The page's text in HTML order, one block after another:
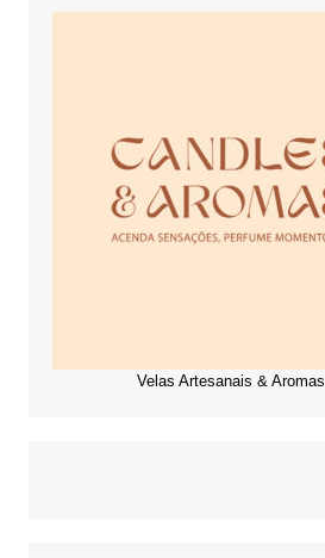
Velas Artesanais & Aromas